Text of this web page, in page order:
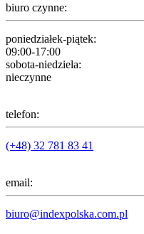
biuro czynne:
poniedziałek-piątek:
09:00-17:00
sobota-niedziela:
nieczynne
telefon:
(+48) 32 781 83 41
email:
biuro@indexpolska.com.pl